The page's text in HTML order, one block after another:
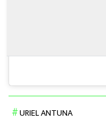
URIEL ANTUNA